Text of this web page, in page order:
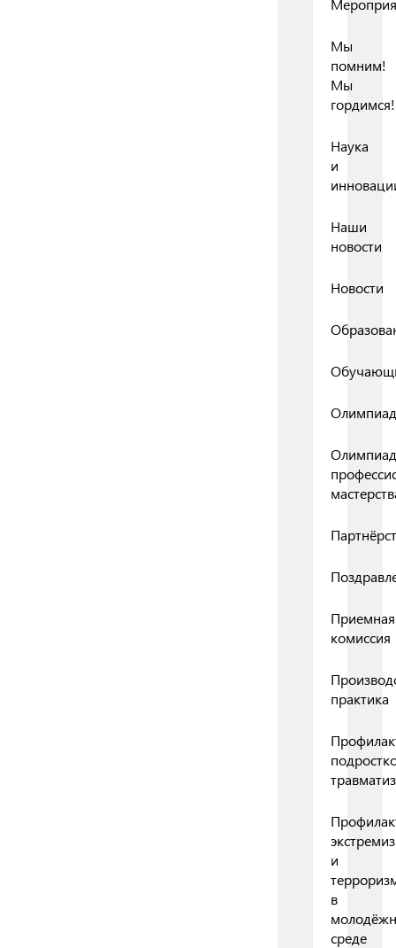
Мы
помним!
Мы
гордимся!
Наука
и
Наши
новости
Новости
Приемная
комиссия
практика
и
в
среде